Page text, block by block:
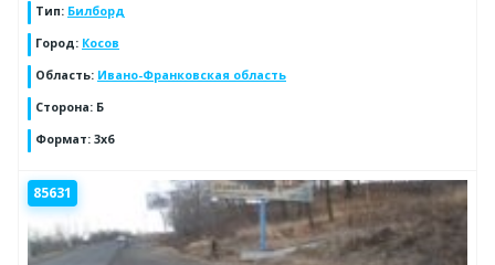
Тип: Билборд
Город: Косов
Область: Ивано-Франковская область
Сторона: Б
Формат: 3x6
85631